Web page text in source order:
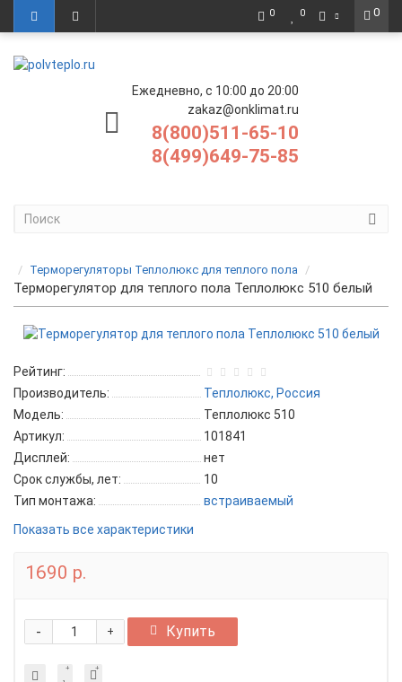
0
0 0
Ежедневно, с 10:00 до 20:00
zakaz@onklimat.ru
8(800)511-65-10
8(499)649-75-85
Терморегуляторы Теплолюкс для теплого пола
Терморегулятор для теплого пола Теплолюкс 510 белый
Рейтинг:
Производитель:
Теплолюкс, Россия
Модель:
Теплолюкс 510
Артикул:
101841
Дисплей:
нет
Срок службы, лет:
10
Тип монтажа:
встраиваемый
Показать все характеристики
1690 р.
+
- Купить